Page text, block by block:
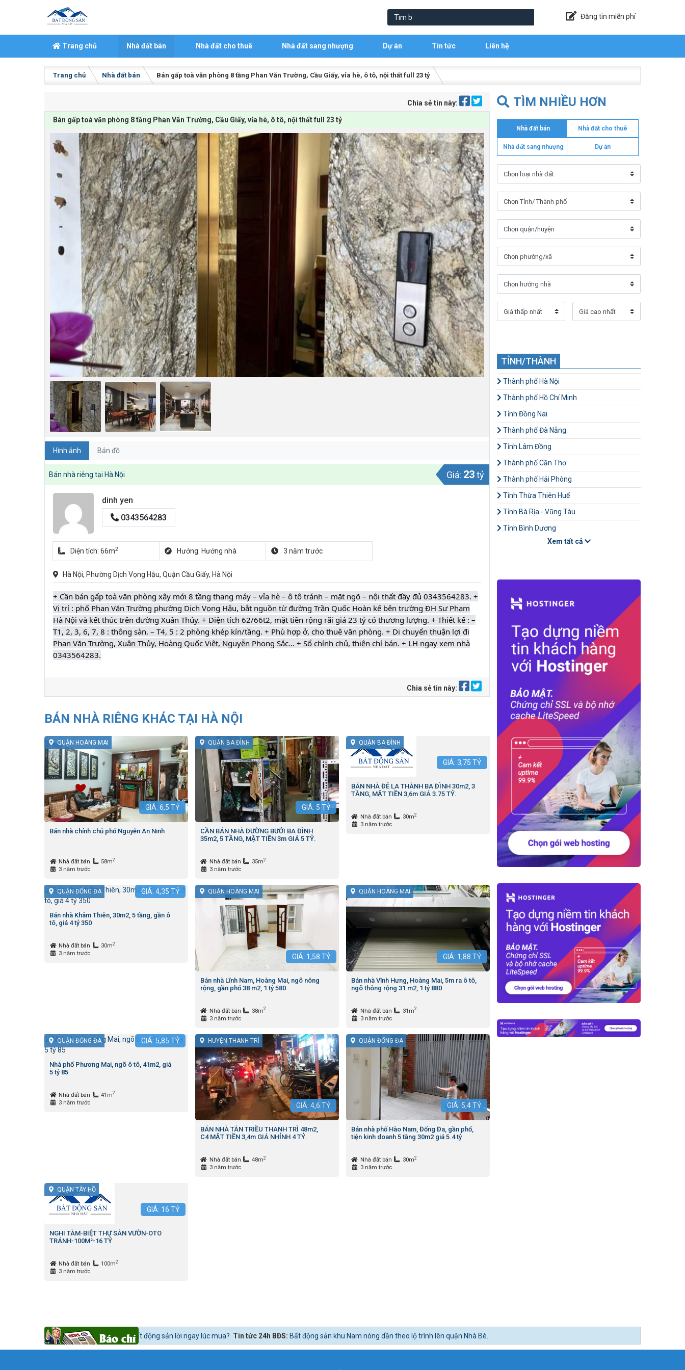
Đăng tin miễn phí
Trang chủ Nhà đất bán Nhà đất cho thuê Nhà đất sang nhượng Dự án Tin tức Liên hệ
Trang chủ Nhà đất bán Bán gấp toà văn phòng 8 tầng Phan Văn Trường, Cầu Giấy, vỉa hè, ô tô, nội thất full 23 tỷ
Chia sẻ tin này:
Bán gấp toà văn phòng 8 tầng Phan Văn Trường, Cầu Giấy, vỉa hè, ô tô, nội thất full 23 tỷ
Hình ảnh Bản đồ
Bán nhà riêng tại Hà Nội Giá: 23tỷ
dinh yen
0343564283
Diện tích: 66m2 Hướng: Hướng nhà 3 năm trước
Hà Nội, Phường Dịch Vọng Hậu, Quận Cầu Giấy, Hà Nội
+ Cần bán gấp toà văn phòng xây mới 8 tầng thang máy – vỉa hè – ô tô tránh – mặt ngõ – nội thất đầy đủ 0343564283. +
Vị trí : phố Phan Văn Trường phường Dịch Vọng Hậu, bắt nguồn từ đường Trần Quốc Hoàn kế bên trường ĐH Sư Phạm
Hà Nội và kết thúc trên đường Xuân Thủy. + Diện tích 62/66t2, mặt tiền rộng rãi giá 23 tỷ có thương lượng. + Thiết kế : –
T1, 2, 3, 6, 7, 8 : thông sàn. – T4, 5 : 2 phòng khép kín/tầng. + Phù hợp ở, cho thuê văn phòng. + Di chuyển thuận lợi đi
Phan Văn Trường, Xuân Thủy, Hoàng Quốc Việt, Nguyễn Phong Sắc… + Sổ chính chủ, thiện chí bán. + LH ngay xem nhà
0343564283.
Chia sẻ tin này:
BÁN NHÀ RIÊNG KHÁC TẠI HÀ NỘI
QUẬN HOÀNG MAI
GIÁ: 6,5 TỶ
Bán nhà chính chủ phố Nguyễn An Ninh
Nhà đất bán 58m2
3 năm trước
QUẬN BA ĐÌNH
GIÁ: 5 TỶ
CẦN BÁN NHÀ ĐƯỜNG BƯỞI BA ĐÌNH
35m2, 5 TẦNG, MẶT TIỀN 3m GIÁ 5 TỶ.
Nhà đất bán 35m2
3 năm trước
QUẬN BA ĐÌNH
GIÁ: 3,75 TỶ
BÁN NHÀ ĐÊ LA THÀNH BA ĐÌNH 30m2, 3
TẦNG, MẶT TIỀN 3,6m GIÁ 3.75 TỶ.
Nhà đất bán 30m2
3 năm trước
QUẬN ĐỐNG ĐA GIÁ:4,35 TỶ
Bán nhà Khâm Thiên, 30m2, 5 tầng, gần ô
tô, giá 4 tỷ 350
Nhà đất bán 30m2
3 năm trước
QUẬN HOÀNG MAI
GIÁ: 1,58 TỶ
Bán nhà Lĩnh Nam, Hoàng Mai, ngõ nông
rộng, gần phố 38 m2, 1 tỷ 580
Nhà đất bán 38m2
3 năm trước
QUẬN HOÀNG MAI
GIÁ: 1,88 TỶ
Bán nhà Vĩnh Hưng, Hoàng Mai, 5m ra ô tô,
ngõ thông rộng 31 m2, 1 tỷ 880
Nhà đất bán 31m2
3 năm trước
QUẬN ĐỐNG ĐA GIÁ:5,85TỶ
Nhà phố Phương Mai, ngõ ô tô, 41m2, giá
5 tỷ 85
Nhà đất bán 41m2
3 năm trước
HUYỆN THANH TRÌ
GIÁ: 4,6 TỶ
BÁN NHÀ TÂN TRIỀU THANH TRÌ 48m2,
C4 MẶT TIỀN 3,4m GIÁ NHỈNH 4 TỶ.
Nhà đất bán 48m2
3 năm trước
QUẬN ĐỐNG ĐA
GIÁ: 5,4TỶ
Bán nhà phố Hào Nam, Đống Đa, gần phố,
tiện kinh doanh 5 tầng 30m2 giá 5.4 tỷ
Nhà đất bán 30m2
3 năm trước
QUẬN TÂY HỒ
GIÁ: 16 TỶ
NGHI TÀM-BIỆT THỰ SÂN VƯỜN-OTO
TRÁNH-100M²-16 TỶ
Nhà đất bán 100m2
3 năm trước
TÌM NHIỀU HƠN
Nhà đất bán Nhà đất cho thuê
Nhà đất sang nhượng Dự án
TỈNH/THÀNH
Thành phố Hà Nội
Thành phố Hồ Chí Minh
Tỉnh Đồng Nai
Thành phố Đà Nẵng
Tỉnh Lâm Đồng
Thành phố Cần Thơ
Thành phố Hải Phòng
Tỉnh Thừa Thiên Huế
Tỉnh Bà Rịa - Vũng Tàu
Tỉnh Bình Dương
Xem tất cả
thế nào để mua bất động sản lời ngay lúc mua? Tin tức 24h BĐS:Bất động sản khu Nam nóng dần theo lộ trình lên quận Nhà Bè.